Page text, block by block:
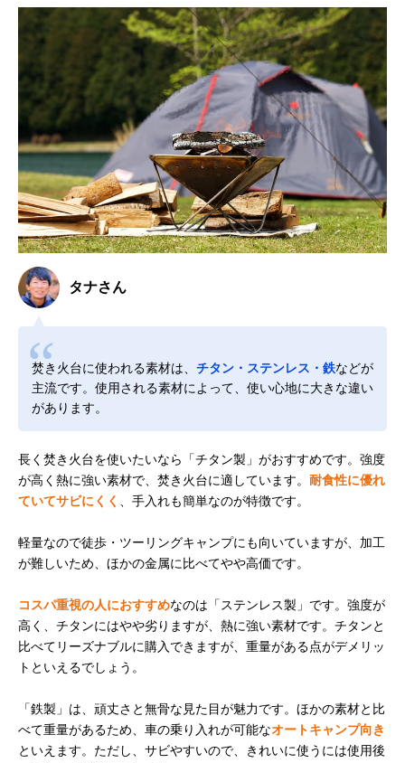
タナさん
焚き火台に使われる素材は、 チタン・ステンレス・鉄などが
主流です。使用される素材によって、使い心地に大きな違い
があります。
長く焚き火台を使いたいなら「チタン製」がおすすめです。強度
が高く熱に強い素材で、焚き火台に適しています。 耐食性に優れ
ていてサビにくく
、手入れも簡単なのが特徴です。
軽量なので徒歩・ツーリングキャンプにも向いていますが、加工
が難しいため、ほかの金属に比べてやや高価です。
コスパ重視の人におすすめなのは「ステンレス製」です。強度が
高く、チタンにはやや劣りますが、熱に強い素材です。チタンと
比べてリーズナブルに購入できますが、重量がある点がデメリッ
トといえるでしょう。
「鉄製」は、頑丈さと無骨な見た目が魅力です。ほかの素材と比
べて重量があるため、車の乗り入れが可能なオートキャンプ向き
といえます。ただし、サビやすいので、きれいに使うには使用後